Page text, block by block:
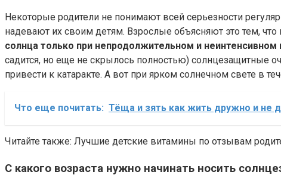
Некоторые родители не понимают всей серьезности
надевают их своим детям. Взрослые объясняют это тем,
солнца только при непродолжительном и
садится, но еще не скрылось полностью) солнцезащитные
привести к катаракте. А вот при ярком солнечном свете в
Что еще почитать: Тёща и зять как жить дружно и не
Читайте также: Лучшие детские витамины по отзывам
С какого возраста нужно начинать носить